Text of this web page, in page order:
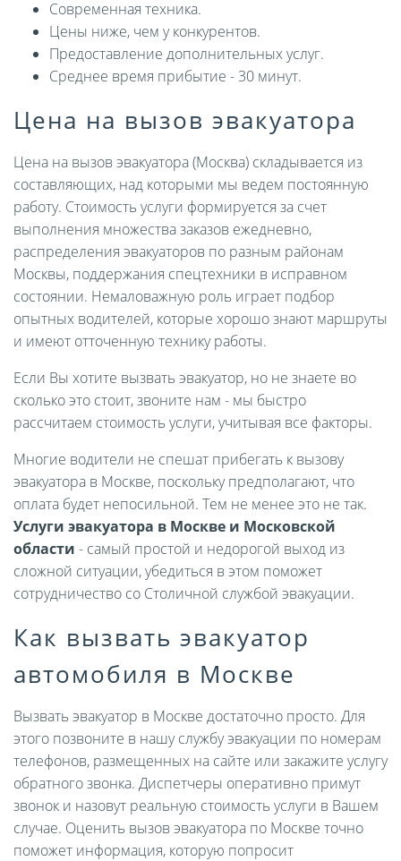
Современная техника.
Цены ниже, чем у конкурентов.
Предоставление дополнительных услуг.
Среднее время прибытие - 30 минут.
Цена на вызов эвакуатора
Цена на вызов эвакуатора (Москва) складывается из
составляющих, над которыми мы ведем постоянную
работу. Стоимость услуги формируется за счет
выполнения множества заказов ежедневно,
распределения эвакуаторов по разным районам
Москвы, поддержания спецтехники в исправном
состоянии. Немаловажную роль играет подбор
опытных водителей, которые хорошо знают маршруты
и имеют отточенную технику работы.
Если Вы хотите вызвать эвакуатор, но не знаете во
сколько это стоит, звоните нам - мы быстро
рассчитаем стоимость услуги, учитывая все факторы.
Многие водители не спешат прибегать к вызову
эвакуатора в Москве, поскольку предполагают, что
оплата будет непосильной. Тем не менее это не так.
Услуги эвакуатора в Москве и Московской
области - самый простой и недорогой выход из
сложной ситуации, убедиться в этом поможет
сотрудничество со Столичной службой эвакуации.
Как вызвать эвакуатор
автомобиля в Москве
Вызвать эвакуатор в Москве достаточно просто. Для
этого позвоните в нашу службу эвакуации по номерам
телефонов, размещенных на сайте или закажите услугу
обратного звонка. Диспетчеры оперативно примут
звонок и назовут реальную стоимость услуги в Вашем
случае. Оценить вызов эвакуатора по Москве точно
поможет информация, которую попросит